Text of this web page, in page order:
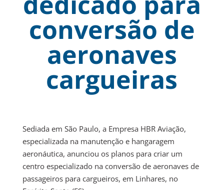
conversão de
aeronaves
cargueiras
Sediada em São Paulo, a Empresa HBR Aviação,
especializada na manutenção e hangaragem
aeronáutica, anunciou os planos para criar um
centro especializado na conversão de aeronaves de
passageiros para cargueiros, em Linhares, no